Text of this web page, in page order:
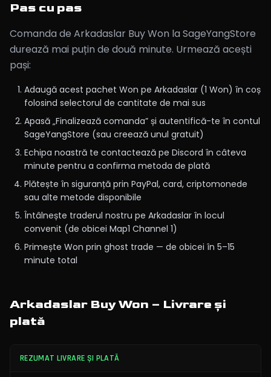
Pas cu pas
Comanda de Arkadaslar Buy Won la SageYangStore
durează mai puțin de două minute. Urmează acești
pași:
Adaugă acest pachet Won pe Arkadaslar (1 Won) în coș
folosind selectorul de cantitate de mai sus
Apasă „Finalizează comanda” și autentifică-te în contul
SageYangStore (sau creează unul gratuit)
Echipa noastră te contactează pe Discord în câteva
minute pentru a confirma metoda de plată
Plătește în siguranță prin PayPal, card, criptomonede
sau alte metode disponibile
Întâlnește traderul nostru pe Arkadaslar în locul
convenit (de obicei Map1 Channel 1)
Primește Won prin ghost trade — de obicei în 5–15
minute total
Arkadaslar Buy Won – Livrare și
plată
REZUMAT LIVRARE ȘI PLATĂ